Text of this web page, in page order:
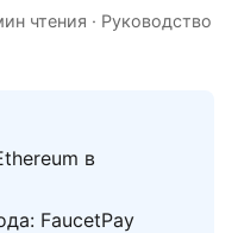
чтения · Руководство
в
FaucetPay